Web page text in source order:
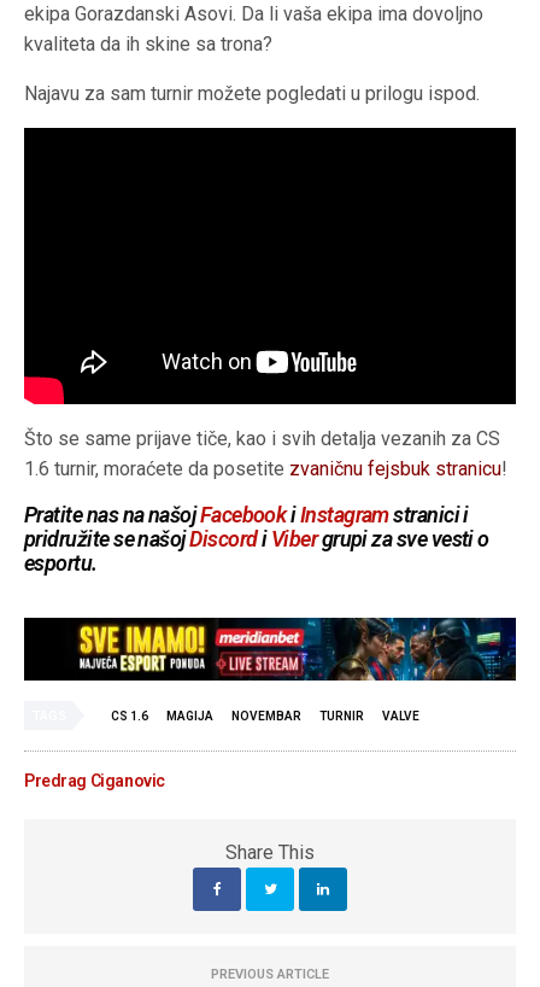
ekipa Gorazdanski Asovi. Da li vaša ekipa ima dovoljno
kvaliteta da ih skine sa trona?
Najavu za sam turnir možete pogledati u prilogu ispod.
Što se same prijave tiče, kao i svih detalja vezanih za CS
1.6 turnir, moraćete da posetite zvaničnu fejsbuk stranicu!
Pratite nas na našojFacebookiInstagramstranici i
pridružite se našojDiscordiVibergrupi za sve vesti o
esportu.
CS 1.6 MAGIJA NOVEMBAR TURNIR VALVE
Predrag Ciganovic
Share This
PREVIOUS ARTICLE